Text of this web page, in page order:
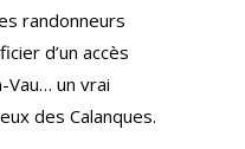
randonneurs
d’un accès
Vau… un vrai
des Calanques.